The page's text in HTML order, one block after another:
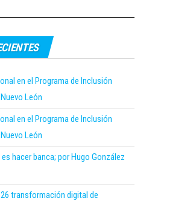
en el Programa de Inclusión
León
en el Programa de Inclusión
León
hacer banca; por Hugo González
transformación digital de